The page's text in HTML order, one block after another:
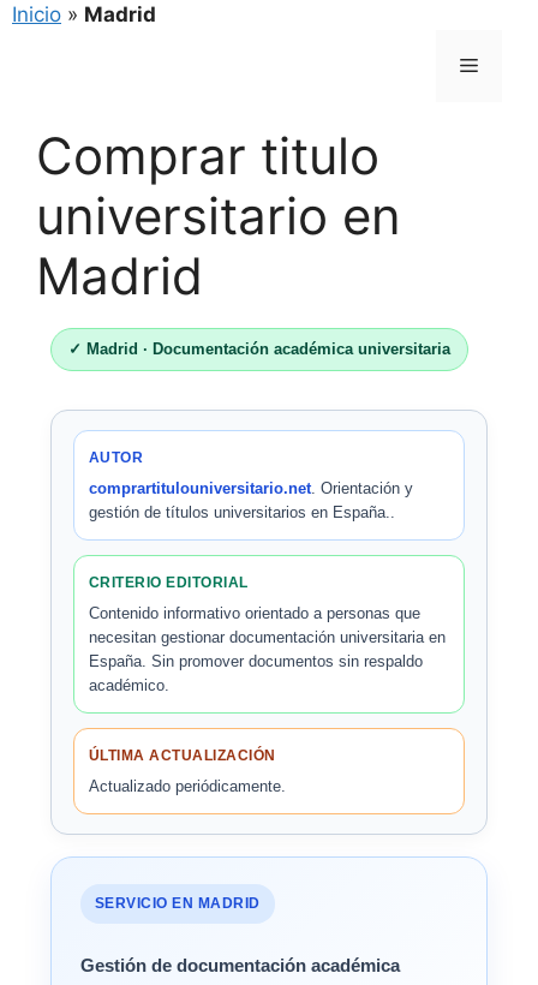
Inicio » Madrid
Menú
Comprar titulo
universitario en
Madrid
✓ Madrid · Documentación académica universitaria
AUTOR
comprartitulouniversitario.net. Orientación y
gestión de títulos universitarios en España..
CRITERIO EDITORIAL
Contenido informativo orientado a personas que
necesitan gestionar documentación universitaria en
España. Sin promover documentos sin respaldo
académico.
ÚLTIMA ACTUALIZACIÓN
Actualizado periódicamente.
SERVICIO EN MADRID
Gestión de documentación académica